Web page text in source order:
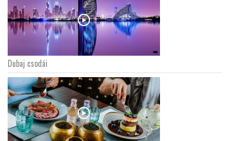
Dubaj csodái